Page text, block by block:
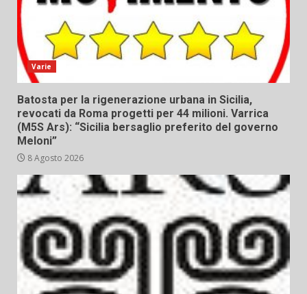
Varie
Batosta per la rigenerazione urbana in Sicilia,
revocati da Roma progetti per 44 milioni. Varrica
(M5S Ars): “Sicilia bersaglio preferito del governo
Meloni”
8 Agosto 2026